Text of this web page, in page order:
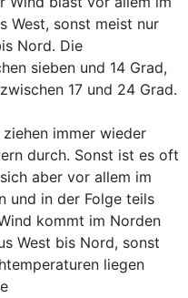
West, sonst meist nur
Nord. Die
sieben und 14 Grad,
17 und 24 Grad.
immer wieder
durch. Sonst ist es oft
aber vor allem im
und in der Folge teils
kommt im Norden
West bis Nord, sonst
liegen